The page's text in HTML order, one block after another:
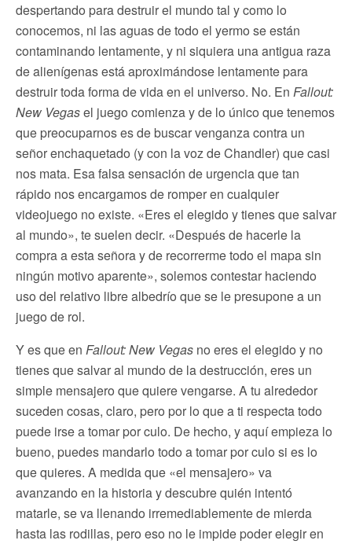
despertando para destruir el mundo tal y como lo
conocemos, ni las aguas de todo el yermo se están
contaminando lentamente, y ni siquiera una antigua raza
de alienígenas está aproximándose lentamente para
destruir toda forma de vida en el universo. No. En Fallout:
New Vegasel juego comienza y de lo único que tenemos
que preocuparnos es de buscar venganza contra un
señor enchaquetado (y con la voz de Chandler) que casi
nos mata. Esa falsa sensación de urgencia que tan
rápido nos encargamos de romper en cualquier
videojuego no existe. «Eres el elegido y tienes que salvar
al mundo», te suelen decir. «Después de hacerle la
compra a esta señora y de recorrerme todo el mapa sin
ningún motivo aparente», solemos contestar haciendo
uso del relativo libre albedrío que se le presupone a un
juego de rol.
Y es que en Fallout: New Vegas no eres el elegido y no
tienes que salvar al mundo de la destrucción, eres un
simple mensajero que quiere vengarse. A tu alrededor
suceden cosas, claro, pero por lo que a ti respecta todo
puede irse a tomar por culo. De hecho, y aquí empieza lo
bueno, puedes mandarlo todo a tomar por culo si es lo
que quieres. A medida que «el mensajero» va
avanzando en la historia y descubre quién intentó
matarle, se va llenando irremediablemente de mierda
hasta las rodillas, pero eso no le impide poder elegir en